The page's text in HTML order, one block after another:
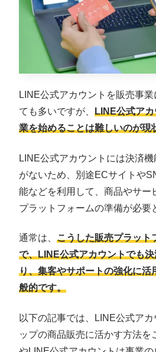
LINE公式アカウントを販売事
ても多いですが、 LINE公式ア
業を始めることは難しいのが現
LINE公式アカウントには決済
がないため、別途ECサイトや
能などを利用して、商品やサー
プラットフォームの準備が必要
通常は、 こうした販売プラット
で、LINE公式アカウントでも
り、集客やサポートの強化に活
般的です。
以下の記事では、LINE公式ア
ップの商品販売に活かす方法を